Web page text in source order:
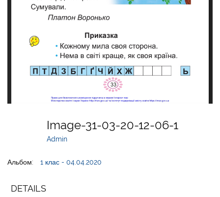
Image-31-03-20-12-06-1
Admin
Альбом: 1 клас - 04.04.2020
DETAILS